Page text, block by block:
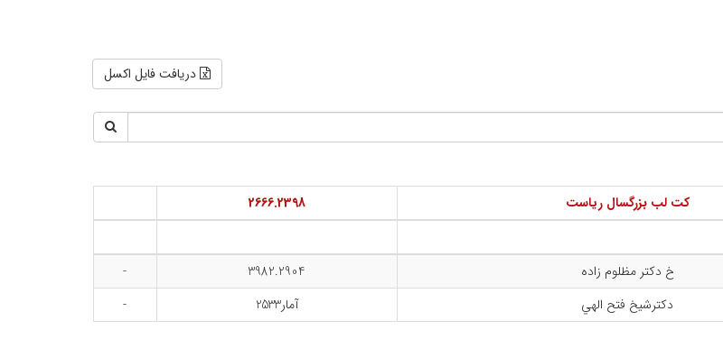
دریافت فایل اکسل
کت لب بزرگسال رياست 2666.2398
خ دكتر مظلوم زاده 3982.2904
-
دكترشيخ فتح الهي
آمار2533 -